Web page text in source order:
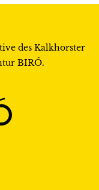
des Kalkhorster
BIRÓ.